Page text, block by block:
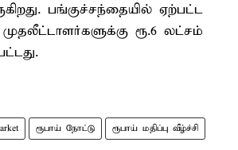
பங்குச்சந்தையில் ஏற்பட்ட
ரூ.6 லட்சம்
ரூபாய் நோட்டு ரூபாய் மதிப்பு வீழ்ச்சி